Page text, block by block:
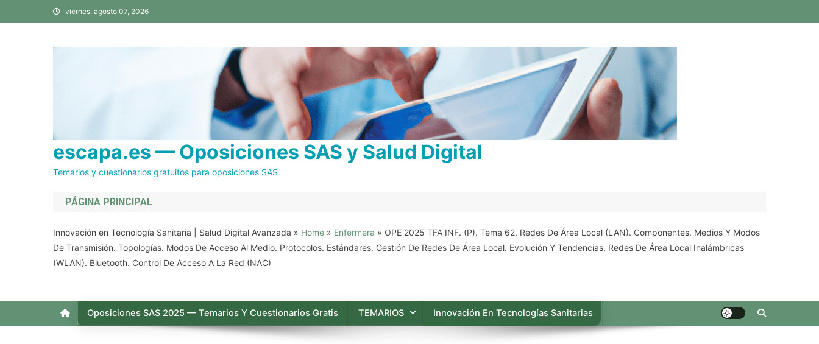
al
viernes, agosto 07, 2026
escapa.es — Oposiciones SAS y Salud Digital
Temarios y cuestionarios gratuitos para oposiciones SAS
PÁGINA PRINCIPAL
Innovación en Tecnología Sanitaria | Salud Digital Avanzada » Home » Enfermera » OPE 2025 TFA INF. (P). Tema 62. Redes De Área Local (LAN). Componentes. Medios Y Modos
De Transmisión. Topologías. Modos De Acceso Al Medio. Protocolos. Estándares. Gestión De Redes De Área Local. Evolución Y Tendencias. Redes De Área Local Inalámbricas
(WLAN). Bluetooth. Control De Acceso A La Red (NAC)
Oposiciones SAS 2025 — Temarios Y Cuestionarios Gratis TEMARIOS Innovación En Tecnologías Sanitarias